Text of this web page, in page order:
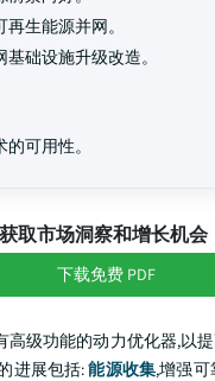
再生能源并网。
基础设施升级改造。
可用性。
获取市场洞察和增长机会
下载免费 PDF
高级功能的动力优化器,以
进展包括:能源收集,增强